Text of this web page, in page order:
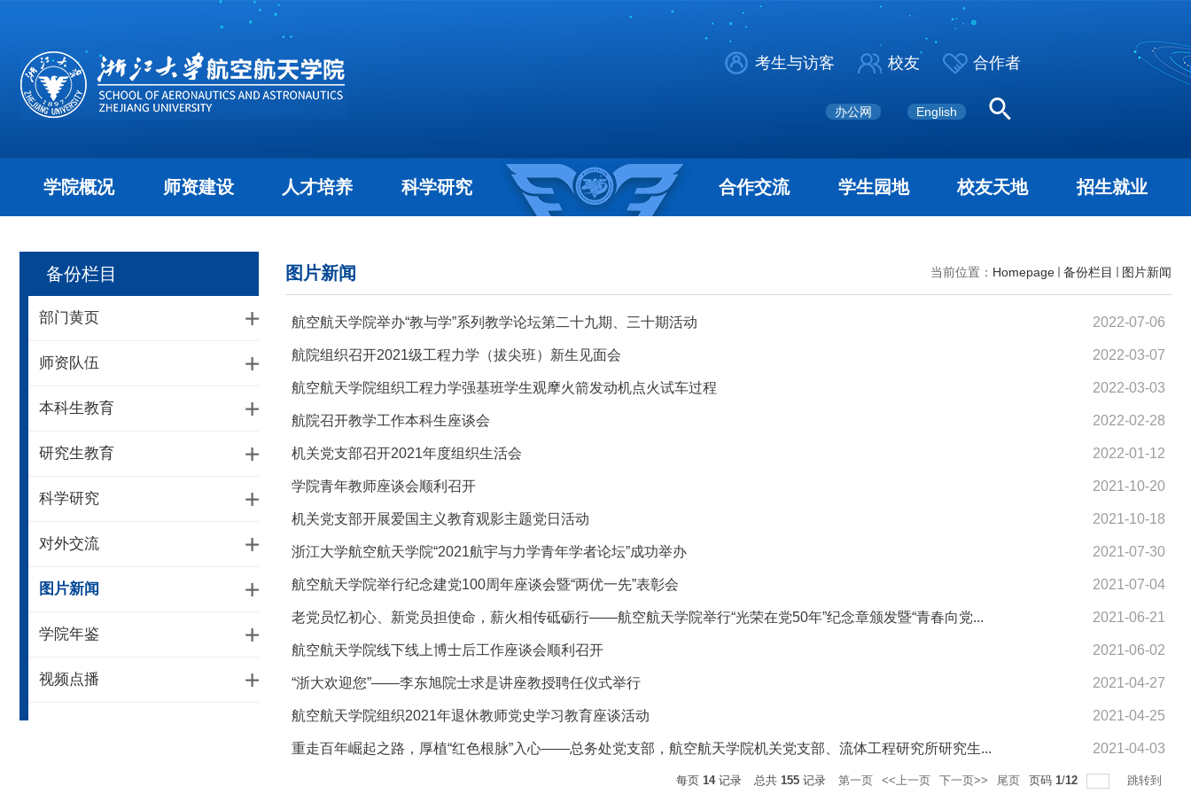
考生与访客 校友 合作者
办公网 English
学院概况 师资建设 人才培养 科学研究 合作交流 学生园地 校友天地 招生就业
备份栏目
部门黄页
师资队伍
本科生教育
研究生教育
科学研究
对外交流
图片新闻
学院年鉴
视频点播
当前位置： Homepage 备份栏目 图片新闻
图片新闻
航空航天学院举办“教与学”系列教学论坛第二十九期、三十期活动 2022-07-06
航院组织召开2021级工程力学（拔尖班）新生见面会 2022-03-07
航空航天学院组织工程力学强基班学生观摩火箭发动机点火试车过程 2022-03-03
航院召开教学工作本科生座谈会 2022-02-28
机关党支部召开2021年度组织生活会 2022-01-12
学院青年教师座谈会顺利召开 2021-10-20
机关党支部开展爱国主义教育观影主题党日活动 2021-10-18
浙江大学航空航天学院“2021航宇与力学青年学者论坛”成功举办 2021-07-30
航空航天学院举行纪念建党100周年座谈会暨“两优一先”表彰会 2021-07-04
老党员忆初心、新党员担使命，薪火相传砥砺行――航空航天学院举行“光荣在党50年”纪念章颁发暨“青春向党... 2021-06-21
航空航天学院线下线上博士后工作座谈会顺利召开 2021-06-02
“浙大欢迎您”――李东旭院士求是讲座教授聘任仪式举行 2021-04-27
航空航天学院组织2021年退休教师党史学习教育座谈活动 2021-04-25
重走百年崛起之路，厚植“红色根脉”入心――总务处党支部，航空航天学院机关党支部、流体工程研究所研究生... 2021-04-03
每页 14记录 总共 155 记录 第一页 <<上一页 下一页>> 尾页 页码 1/12 跳转到